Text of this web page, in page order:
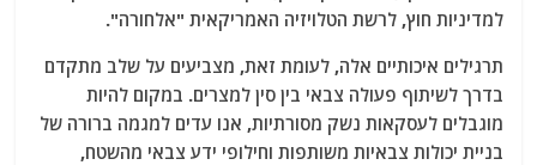
למדיניות חוץ, לרשת הטלויזיה האמריקאית "אלחורה".
תרגילים איכותיים אלה, לעומת זאת, מצביעים על שלב מתקדם
בדרך לשיתוף פעולה צבאי בין סין למצרים. במקום להיות
מוגבלים לעסקאות נשק מסורתיות, אנו עדים למגמה ברורה של
בניית יכולות צבאיות משותפות וחילופי ידע צבאי מהשטח,